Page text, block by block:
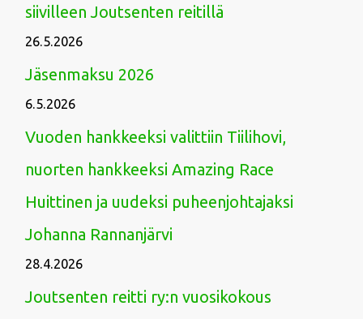
siivilleen Joutsenten reitillä
26.5.2026
Jäsenmaksu 2026
6.5.2026
Vuoden hankkeeksi valittiin Tiilihovi,
nuorten hankkeeksi Amazing Race
Huittinen ja uudeksi puheenjohtajaksi
Johanna Rannanjärvi
28.4.2026
Joutsenten reitti ry:n vuosikokous